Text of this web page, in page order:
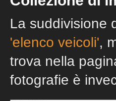
La suddivisione
'elenco veicoli',
trova nella
fotografie è